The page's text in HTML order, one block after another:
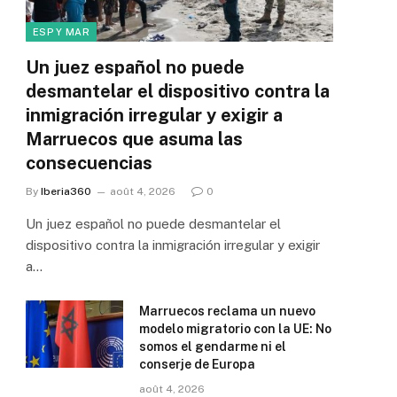
ESP Y MAR
Un juez español no puede
desmantelar el dispositivo contra la
inmigración irregular y exigir a
Marruecos que asuma las
consecuencias
By Iberia360 août 4, 2026 0
Un juez español no puede desmantelar el
dispositivo contra la inmigración irregular y exigir
a…
Marruecos reclama un nuevo
modelo migratorio con la UE: No
somos el gendarme ni el
conserje de Europa
août 4, 2026